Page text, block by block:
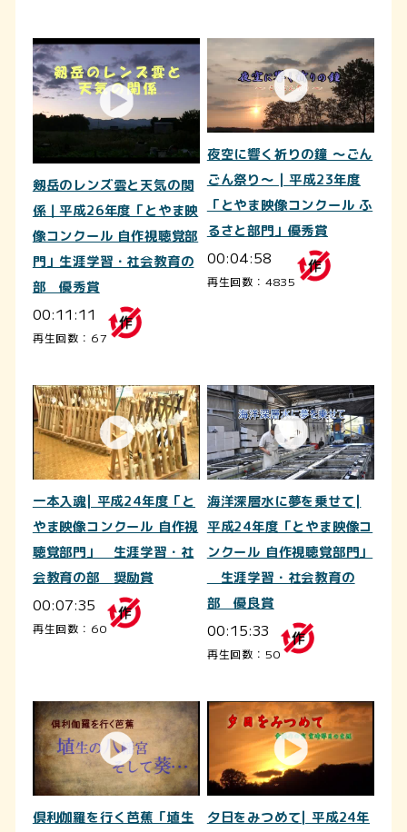
剱岳のレンズ雲と天気の関
係｜平成26年度「とやま映
像コンクール 自作視聴覚部
門」生涯学習・社会教育の
部 優秀賞
00:11:11
再生回数：67
夜空に響く祈りの鐘 ～ごん
ごん祭り～ | 平成23年度
「とやま映像コンクール ふ
るさと部門」優秀賞
00:04:58
再生回数：4835
一本入魂| 平成24年度「と
やま映像コンクール 自作視
聴覚部門」 生涯学習・社
会教育の部 奨励賞
00:07:35
再生回数：60
海洋深層水に夢を乗せて|
平成24年度「とやま映像コ
ンクール 自作視聴覚部門」
生涯学習・社会教育の
部 優良賞
00:15:33
再生回数：50
倶利伽羅を行く芭蕉「埴生
夕日をみつめて| 平成24年